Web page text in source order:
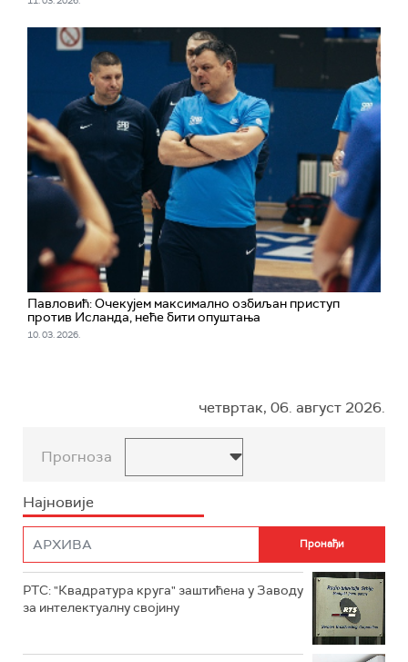
Павловић: Очекујем максимално озбиљан приступ
против Исланда, неће бити опуштања
10. 03. 2026.
четвртак, 06. август 2026.
Прогноза
Најновије
РТС: "Квадратура круга" заштићена у Заводу
за интелектуалну својину